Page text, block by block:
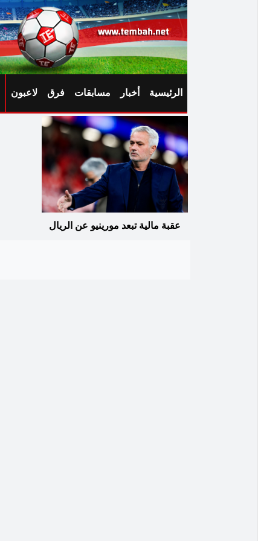
الرئيسية أخبار مسابقات فرق لاعبون
عقبة مالية تبعد مورينيو عن الريال